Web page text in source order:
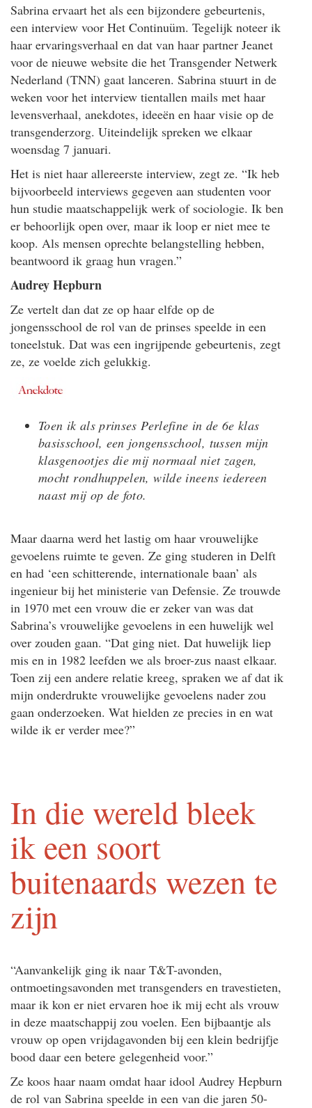
Sabrina ervaart het als een bijzondere gebeurtenis,
een interview voor Het Continuüm. Tegelijk noteer ik
haar ervaringsverhaal en dat van haar partner Jeanet
voor de nieuwe website die het Transgender Netwerk
Nederland (TNN) gaat lanceren. Sabrina stuurt in de
weken voor het interview tientallen mails met haar
levensverhaal, anekdotes, ideeën en haar visie op de
transgenderzorg. Uiteindelijk spreken we elkaar
woensdag 7 januari.
Het is niet haar allereerste interview, zegt ze. “Ik heb
bijvoorbeeld interviews gegeven aan studenten voor
hun studie maatschappelijk werk of sociologie. Ik ben
er behoorlijk open over, maar ik loop er niet mee te
koop. Als mensen oprechte belangstelling hebben,
beantwoord ik graag hun vragen.”
Audrey Hepburn
Ze vertelt dan dat ze op haar elfde op de
jongensschool de rol van de prinses speelde in een
toneelstuk. Dat was een ingrijpende gebeurtenis, zegt
ze, ze voelde zich gelukkig.
Toen ik als prinses Perlefine in de 6e klas
basisschool, een jongensschool, tussen mijn
klasgenootjes die mij normaal niet zagen,
mocht rondhuppelen, wilde ineens iedereen
naast mij op de foto.
Maar daarna werd het lastig om haar vrouwelijke
gevoelens ruimte te geven. Ze ging studeren in Delft
en had ‘een schitterende, internationale baan’ als
ingenieur bij het ministerie van Defensie. Ze trouwde
in 1970 met een vrouw die er zeker van was dat
Sabrina’s vrouwelijke gevoelens in een huwelijk wel
over zouden gaan. “Dat ging niet. Dat huwelijk liep
mis en in 1982 leefden we als broer-zus naast elkaar.
Toen zij een andere relatie kreeg, spraken we af dat ik
mijn onderdrukte vrouwelijke gevoelens nader zou
gaan onderzoeken. Wat hielden ze precies in en wat
wilde ik er verder mee?”
In die wereld bleek
ik een soort
buitenaards wezen te
zijn
“Aanvankelijk ging ik naar T&T-avonden,
ontmoetingsavonden met transgenders en travestieten,
maar ik kon er niet ervaren hoe ik mij echt als vrouw
in deze maatschappij zou voelen. Een bijbaantje als
vrouw op open vrijdagavonden bij een klein bedrijfje
bood daar een betere gelegenheid voor.”
Ze koos haar naam omdat haar idool Audrey Hepburn
de rol van Sabrina speelde in een van die jaren 50-